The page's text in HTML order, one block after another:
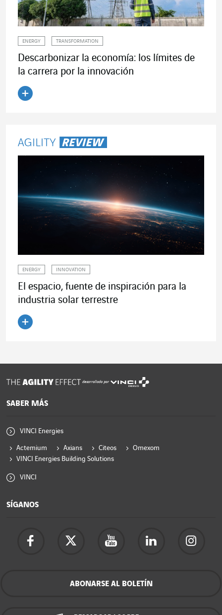
ENERGY TRANSFORMATION
Descarbonizar la economía: los límites de
la carrera por la innovación
ENERGY INNOVATION
El espacio, fuente de inspiración para la
industria solar terrestre
desarrollado por
SABER MÁS
VINCI Energies
Actemium Axians Citeos
Omexom
VINCI Energies Building Solutions
VINCI
SÍGANOS
ABONARSE AL BOLETÍN